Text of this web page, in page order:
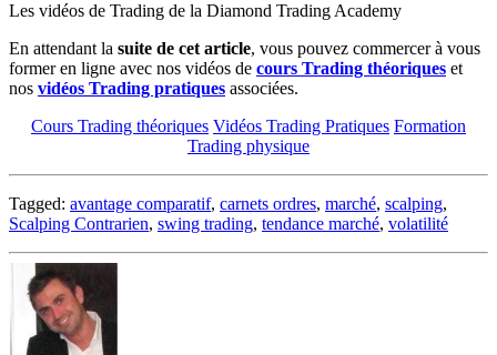
Les vidéos de Trading de la Diamond Trading Academy
En attendant la suite de cet article, vous pouvez commercer à vous
former en ligne avec nos vidéos de cours Trading théoriques et
nos vidéos Trading pratiques associées.
Cours Trading théoriques Vidéos Trading Pratiques Formation
Trading physique
Tagged: avantage comparatif, carnets ordres, marché, scalping,
Scalping Contrarien, swing trading, tendance marché, volatilité